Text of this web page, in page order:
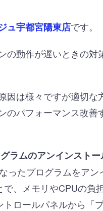
ュ宇都宮陽東店です。
の動作が遅いときの対
因は様々ですが適切な
のパフォーマンス改善
ラムのアンインストー
ったプログラムをアン
で、メモリやCPUの負
トロールパネルから「